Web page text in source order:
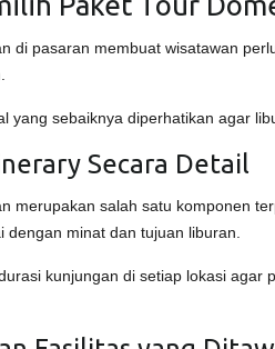
di pasaran membuat wisatawan
yang sebaiknya diperhatikan agar
Secara Detail
merupakan salah satu komponen
dengan minat dan tujuan liburan.
kunjungan di setiap lokasi agar